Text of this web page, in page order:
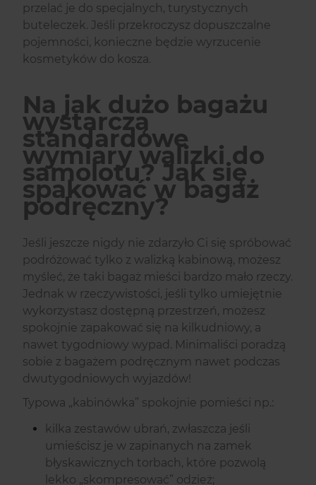
przelać je do specjalnych, turystycznych
buteleczek. Jeśli przekroczysz dopuszczalne
pojemności, konieczne będzie wyrzucenie
kosmetyków do kosza.
Na jak dużo bagażu
wystarczą
standardowe
wymiary walizki do
samolotu? Jak się
spakować w bagaż
podręczny?
Jeśli jeszcze nigdy nie zdarzyło Ci się spróbować
podróżować tylko z walizką kabinową, możesz
myśleć, że taki bagaż mieści bardzo mało rzeczy.
Jednak w rzeczywistości, jeśli tylko umiejętnie
wykorzystasz dostępną przestrzeń, możesz
spokojnie zapakować się na kilkudniowy, a
nawet tygodniowy wypad. Minimaliści poradzą
sobie z bagażem podręcznym nawet podczas
dwutygodniowych wyjazdów!
Typowa „kabinówka” spokojnie pomieści np.:
kilka zestawów ubrań, zwłaszcza jeśli
umieścisz je w zapinanych na zamek
błyskawicznych torbach, które pozwolą
lekko „skompresować” odzież;